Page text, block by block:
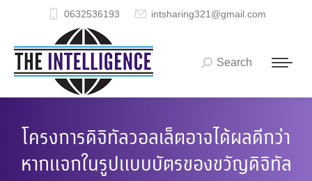
0632536193 intsharing321@gmail.com
Search:
Search
โครงการดิจิทัลวอลเล็ตอาจได้ผลดีกว่า
หากแจกในรูปแบบบัตรของขวัญดิจิทัล